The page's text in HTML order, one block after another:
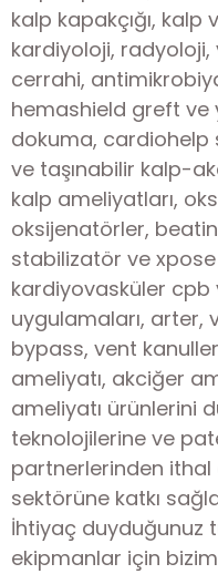
kalp kapakçığı,
kardiyoloji, radyoloji,
cerrahi,
hemashield greft
dokuma, cardiohelp
ve taşınabilir kalp-
kalp ameliyatları,
oksijenatörler,
stabilizatör ve
kardiyovasküler
uygulamaları, arter,
bypass, vent
ameliyatı, akciğer
ameliyatı ürünlerini
teknolojilerine ve
partnerlerinden ithal
sektörüne katkı
İhtiyaç duyduğunuz
ekipmanlar için